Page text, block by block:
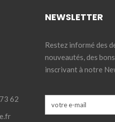
62
NEWSLETTER
Restez informé des
nouveautés, des
inscrivant à notre